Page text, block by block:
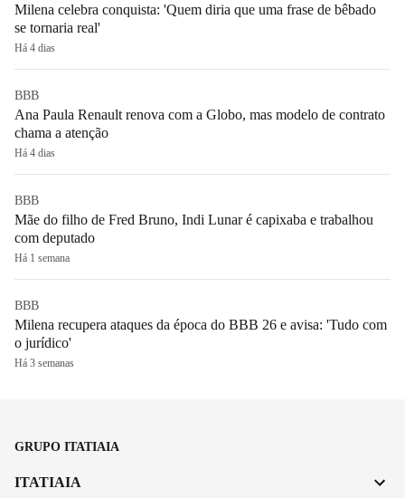
Milena celebra conquista: 'Quem diria que uma frase de bêbado
se tornaria real'
Há 4 dias
BBB
Ana Paula Renault renova com a Globo, mas modelo de contrato
chama a atenção
Há 4 dias
BBB
Mãe do filho de Fred Bruno, Indi Lunar é capixaba e trabalhou
com deputado
Há 1 semana
BBB
Milena recupera ataques da época do BBB 26 e avisa: 'Tudo com
o jurídico'
Há 3 semanas
GRUPO ITATIAIA
ITATIAIA